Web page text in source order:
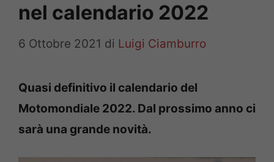
nel calendario 2022
6 Ottobre 2021 di Luigi Ciamburro
Quasi definitivo il calendario del
Motomondiale 2022. Dal prossimo anno ci
sarà una grande novità.